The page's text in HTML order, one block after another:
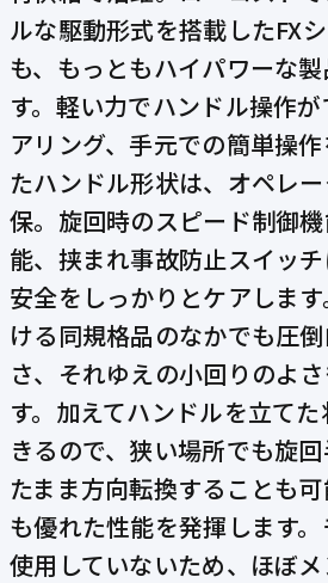
ルな駆動形式を搭載したFX
も、もっともハイパワーな
す。軽い力でハンドル操作
アリング、手元での簡単操
たハンドル形状は、オペレ
保。旋回時のスピード制御
能、挟まれ事故防止スイッ
安全をしっかりとケアしま
ける同規格品のなかでも圧
さ、それゆえの小回りのよ
す。加えてハンドルを立て
きるので、狭い場所でも旋
たまま方向転換することも
も優れた性能を発揮します
使用していないため、ほぼ